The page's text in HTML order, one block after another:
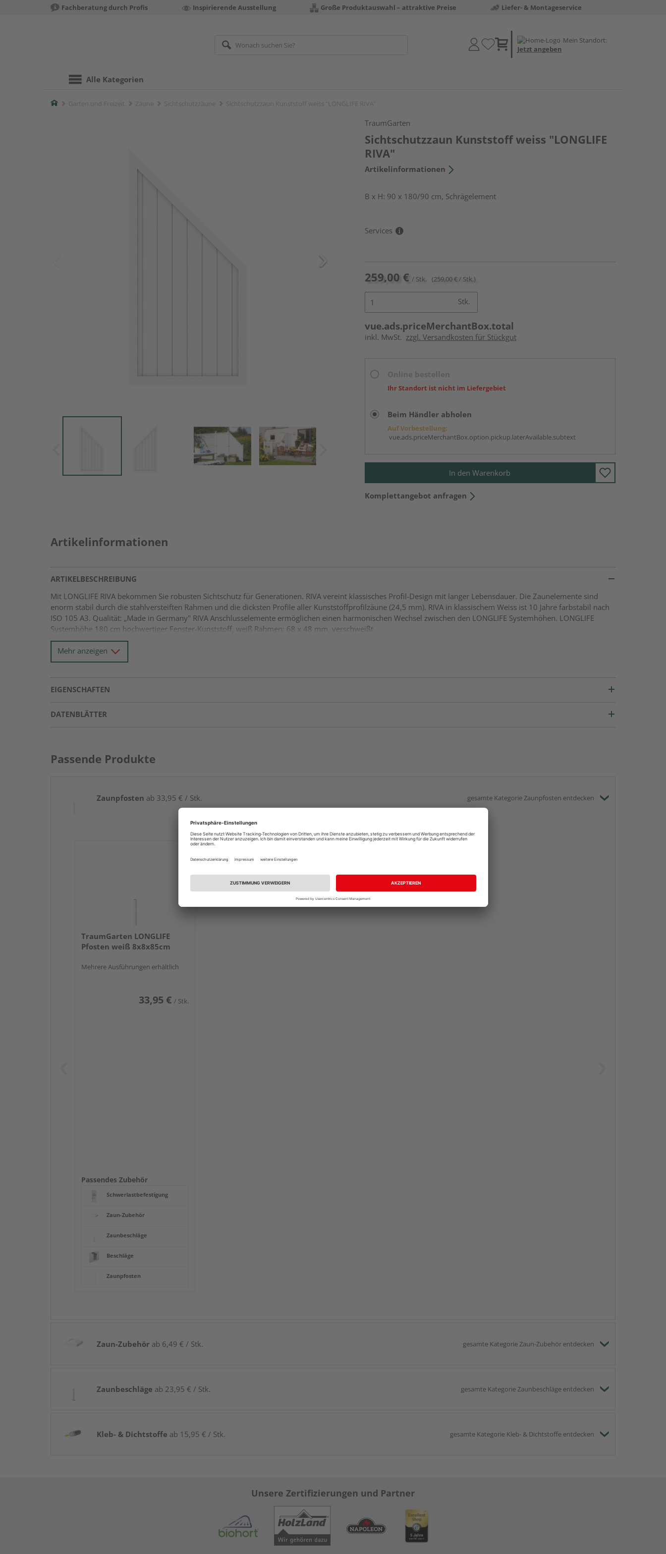
Fachberatung durch Profis Inspirierende Ausstellung Große Produktauswahl – attraktive Preise Liefer- & Montageservice
Mein Standort:
Jetzt angeben
Alle Kategorien
Home
TraumGarten
Sichtschutzzaun Kunststoff weiss "LONGLIFE
RIVA"
Artikelinformationen
B x H: 90 x 180/90 cm, Schrägelement
Services
259,00 € / Stk. (259,00 € / Stk.)
Stk.
vue.ads.priceMerchantBox.total
inkl. MwSt. zzgl. Versandkosten für Stückgut
Ihr Standort ist nicht im Liefergebiet
Beim Händler abholen
Auf Vorbestellung:
vue.ads.priceMerchantBox.option.pickup.laterAvailable.subtext
In den Warenkorb
Komplettangebot anfragen
Artikelinformationen
ARTIKELBESCHREIBUNG
Mit LONGLIFE RIVA bekommen Sie robusten Sichtschutz für Generationen. RIVA vereint klassisches Profil-Design mit langer Lebensdauer. Die Zaunelemente sind
enorm stabil durch die stahlversteiften Rahmen und die dicksten Profile aller Kunststoffprofilzäune (24,5 mm). RIVA in klassischem Weiss ist 10 Jahre farbstabil nach
ISO 105 A3. Qualität: „Made in Germany" RIVA Anschlusselemente ermöglichen einen harmonischen Wechsel zwischen den LONGLIFE Systemhöhen. LONGLIFE
Systemhöhe 180 cm hochwertiger Fenster-Kunststoff, weiß Rahmen: 68 x 48 mm, verschweißt
Mehr anzeigen
EIGENSCHAFTEN
DATENBLÄTTER
Passende Produkte
Zaunpfosten ab 33,95 € / Stk. gesamte Kategorie Zaunpfosten entdecken
TraumGarten LONGLIFE
Pfosten weiß 8x8x85cm
Mehrere Ausführungen erhältlich
33,95 € / Stk.
Passendes Zubehör
Schwerlastbefestigung
Zaun-Zubehör
Zaunbeschläge
Beschläge
Zaunpfosten
Zaun-Zubehör ab 6,49 € / Stk. gesamte Kategorie Zaun-Zubehör entdecken
Zaunbeschläge ab 23,95 € / Stk. gesamte Kategorie Zaunbeschläge entdecken
Kleb- & Dichtstoffe ab 15,95 € / Stk. gesamte Kategorie Kleb- & Dichtstoffe entdecken
Unsere Zertifizierungen und Partner